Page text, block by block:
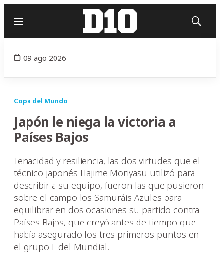
Menú
Mostrar
09 ago 2026
Copa del Mundo
Japón le niega la victoria a
Países Bajos
Tenacidad y resiliencia, las dos virtudes que el
técnico japonés Hajime Moriyasu utilizó para
describir a su equipo, fueron las que pusieron
sobre el campo los Samuráis Azules para
equilibrar en dos ocasiones su partido contra
Países Bajos, que creyó antes de tiempo que
había asegurado los tres primeros puntos en
el grupo F del Mundial.